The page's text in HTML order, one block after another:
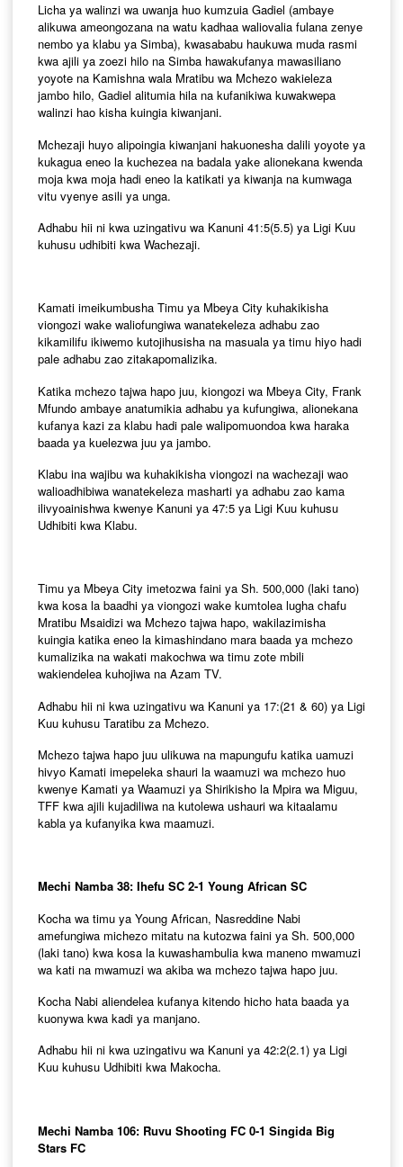
Licha ya walinzi wa uwanja huo kumzuia Gadiel (ambaye
alikuwa ameongozana na watu kadhaa waliovalia fulana zenye
nembo ya klabu ya Simba), kwasababu haukuwa muda rasmi
kwa ajili ya zoezi hilo na Simba hawakufanya mawasiliano
yoyote na Kamishna wala Mratibu wa Mchezo wakieleza
jambo hilo, Gadiel alitumia hila na kufanikiwa kuwakwepa
walinzi hao kisha kuingia kiwanjani.
Mchezaji huyo alipoingia kiwanjani hakuonesha dalili yoyote ya
kukagua eneo la kuchezea na badala yake alionekana kwenda
moja kwa moja hadi eneo la katikati ya kiwanja na kumwaga
vitu vyenye asili ya unga.
Adhabu hii ni kwa uzingativu wa Kanuni 41:5(5.5) ya Ligi Kuu
kuhusu udhibiti kwa Wachezaji.
Kamati imeikumbusha Timu ya Mbeya City kuhakikisha
viongozi wake waliofungiwa wanatekeleza adhabu zao
kikamilifu ikiwemo kutojihusisha na masuala ya timu hiyo hadi
pale adhabu zao zitakapomalizika.
Katika mchezo tajwa hapo juu, kiongozi wa Mbeya City, Frank
Mfundo ambaye anatumikia adhabu ya kufungiwa, alionekana
kufanya kazi za klabu hadi pale walipomuondoa kwa haraka
baada ya kuelezwa juu ya jambo.
Klabu ina wajibu wa kuhakikisha viongozi na wachezaji wao
walioadhibiwa wanatekeleza masharti ya adhabu zao kama
ilivyoainishwa kwenye Kanuni ya 47:5 ya Ligi Kuu kuhusu
Udhibiti kwa Klabu.
Timu ya Mbeya City imetozwa faini ya Sh. 500,000 (laki tano)
kwa kosa la baadhi ya viongozi wake kumtolea lugha chafu
Mratibu Msaidizi wa Mchezo tajwa hapo, wakilazimisha
kuingia katika eneo la kimashindano mara baada ya mchezo
kumalizika na wakati makochwa wa timu zote mbili
wakiendelea kuhojiwa na Azam TV.
Adhabu hii ni kwa uzingativu wa Kanuni ya 17:(21 & 60) ya Ligi
Kuu kuhusu Taratibu za Mchezo.
Mchezo tajwa hapo juu ulikuwa na mapungufu katika uamuzi
hivyo Kamati imepeleka shauri la waamuzi wa mchezo huo
kwenye Kamati ya Waamuzi ya Shirikisho la Mpira wa Miguu,
TFF kwa ajili kujadiliwa na kutolewa ushauri wa kitaalamu
kabla ya kufanyika kwa maamuzi.
Mechi Namba 38: Ihefu SC 2-1 Young African SC
Kocha wa timu ya Young African, Nasreddine Nabi
amefungiwa michezo mitatu na kutozwa faini ya Sh. 500,000
(laki tano) kwa kosa la kuwashambulia kwa maneno mwamuzi
wa kati na mwamuzi wa akiba wa mchezo tajwa hapo juu.
Kocha Nabi aliendelea kufanya kitendo hicho hata baada ya
kuonywa kwa kadi ya manjano.
Adhabu hii ni kwa uzingativu wa Kanuni ya 42:2(2.1) ya Ligi
Kuu kuhusu Udhibiti kwa Makocha.
Mechi Namba 106: Ruvu Shooting FC 0-1 Singida Big
Stars FC